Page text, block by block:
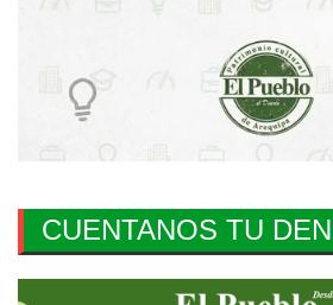
CUENTANOS TU